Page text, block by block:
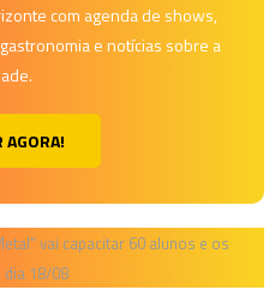
com agenda de shows,
e notícias sobre a
AGORA!
vai capacitar 60 alunos e os
18/08